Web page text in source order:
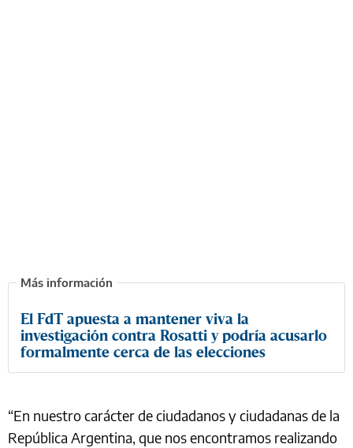
El FdT apuesta a mantener viva la
investigación contra Rosatti y podría acusarlo
formalmente cerca de las elecciones
“En nuestro carácter de ciudadanos y ciudadanas de la
República Argentina, que nos encontramos realizando